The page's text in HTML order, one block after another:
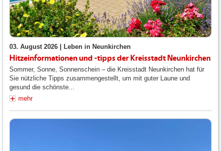
03. August 2026 | Leben in Neunkirchen
Hitzeinformationen und -tipps der Kreisstadt Neunkirchen
Sommer, Sonne, Sonnenschein – die Kreisstadt Neunkirchen hat für
Sie nützliche Tipps zusammengestellt, um mit guter Laune und
gesund die schönste...
mehr